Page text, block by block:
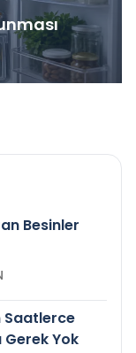
Besinler
Saatlerce
Gerek Yok